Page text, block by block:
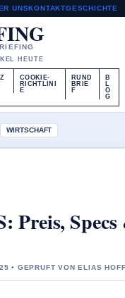
UNSKONTAKTGESCHICHTE
HEUTE
COOKIE-
RICHTLINI
E
RUND
BRIE
F
B
L
O
G
WIRTSCHAFT
Preis,
• GEPRUFT VON ELIAS